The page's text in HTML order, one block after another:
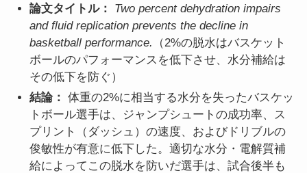
論文タイトル：
Two percent dehydration impairs
and fluid replication prevents the decline in
basketball performance.
（2%の脱水はバスケット
ボールのパフォーマンスを低下させ、水分補給は
その低下を防ぐ）
結論： 体重の2%に相当する水分を失ったバスケッ
トボール選手は、ジャンプシュートの成功率、ス
プリント（ダッシュ）の速度、およびドリブルの
俊敏性が有意に低下した。適切な水分・電解質補
給によってこの脱水を防いだ選手は、試合後半も